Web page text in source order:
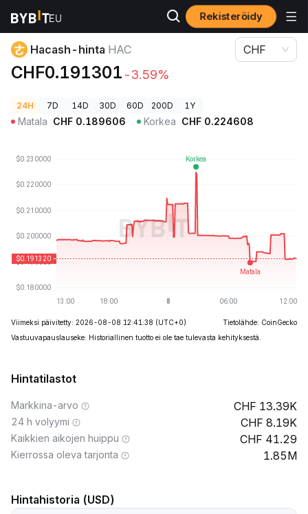
Rekisteröidy
Kryptohinnat
Hacash-hinta HAC
CHF0.191301 -3.59%
CHF
24H 7D 14D 30D 60D 200D 1Y
Matala CHF 0.189606 Korkea CHF 0.224608
Viimeksi päivitetty: 2026-08-08 12:41:38 (UTC+0)
Tietolähde: CoinGecko
Vastuuvapauslauseke: Historiallinen tuotto ei ole tae tulevasta kehityksestä.
Hintatilastot
Markkina-arvo 13.39K
24 h volyymi 8.19K
Kaikkien aikojen huippu 41.29
Kierrossa oleva tarjonta 1.85M
Hintahistoria (USD)